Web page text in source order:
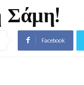
Σάμη!
Facebook